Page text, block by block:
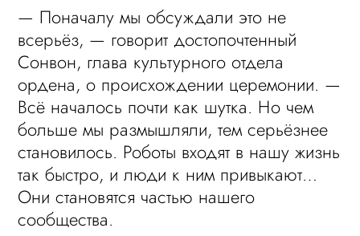
— Поначалу мы обсуждали это не
всерьёз, — говорит достопочтенный
Сонвон, глава культурного отдела
ордена, о происхождении церемонии. —
Всё началось почти как шутка. Но чем
больше мы размышляли, тем серьёзнее
становилось. Роботы входят в нашу жизнь
так быстро, и люди к ним привыкают…
Они становятся частью нашего
сообщества.